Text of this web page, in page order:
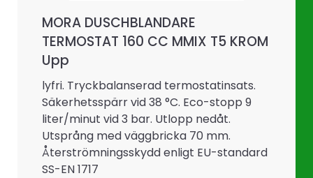
MORA DUSCHBLANDARE
TERMOSTAT 160 CC MMIX T5 KROM
Upp
lyfri. Tryckbalanserad termostatinsats.
Säkerhetsspärr vid 38 °C. Eco-stopp 9
liter/minut vid 3 bar. Utlopp nedåt.
Utsprång med väggbricka 70 mm.
Återströmningsskydd enligt EU-standard
SS-EN 1717